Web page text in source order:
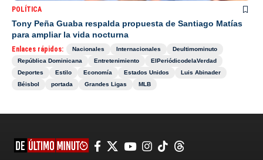
POLÍTICA
Tony Peña Guaba respalda propuesta de Santiago Matías
para ampliar la vida nocturna
Enlaces rápidos: Nacionales Internacionales
Deultimominuto
República Dominicana
Entretenimiento
ElPeriódicodelaVerdad
Deportes
Estilo Economía Estados Unidos
Luis Abinader
Béisbol
portada Grandes Ligas MLB